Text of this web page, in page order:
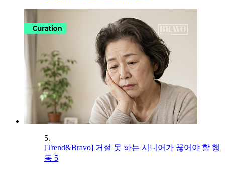
5.
[Trend&Bravo] 거절 못 하는 시니어가 끊어야 할 행
동 5